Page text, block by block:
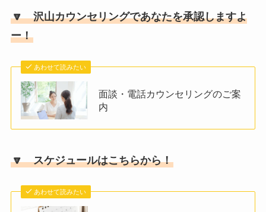
🔽 沢山カウンセリングであなたを承認しますよ
ー！
あわせて読みたい
面談・電話カウンセリングのご案
内
🔽 スケジュールはこちらから！
あわせて読みたい